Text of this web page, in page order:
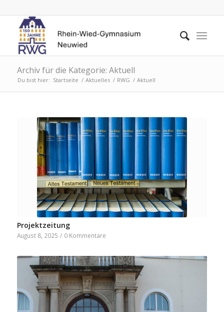
Archiv für die Kategorie: Aktuell
Du bist hier: Startseite / Aktuelles / RWG / Aktuell
Projektzeitung
August 8, 2025 / 0 Kommentare